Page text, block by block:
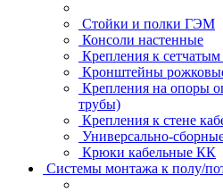
Стойки и полки ГЭМ
Консоли настенные
Крепления к сетчатым
Кронштейны
Крепления на опоры
трубы)
Крепления к стене
Универсально-
Крюки кабельные КК
Системы монтажа к полу/